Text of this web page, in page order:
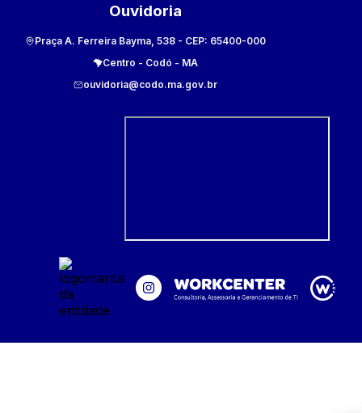
Ouvidoria
Praça A. Ferreira Bayma, 538 - CEP: 65400-000
Centro - Codó - MA
ouvidoria@codo.ma.gov.br